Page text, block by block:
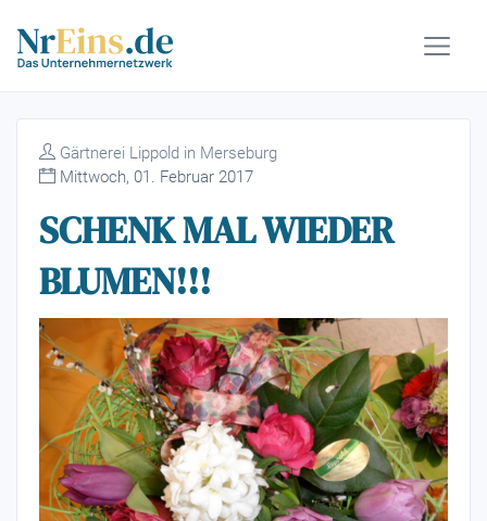
Gärtnerei Lippold in Merseburg
Mittwoch, 01. Februar 2017
SCHENK MAL WIEDER
BLUMEN!!!